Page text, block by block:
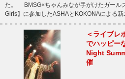
た。 BMSG×ちゃんみなが手がけたガール
Girls】に参加したASHAとKOKONAによる
＜ライブレ
でハッピー
Night
催